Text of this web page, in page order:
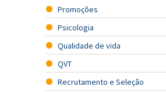
Promoções
Psicologia
Qualidade de vida
QVT
Recrutamento e Seleção